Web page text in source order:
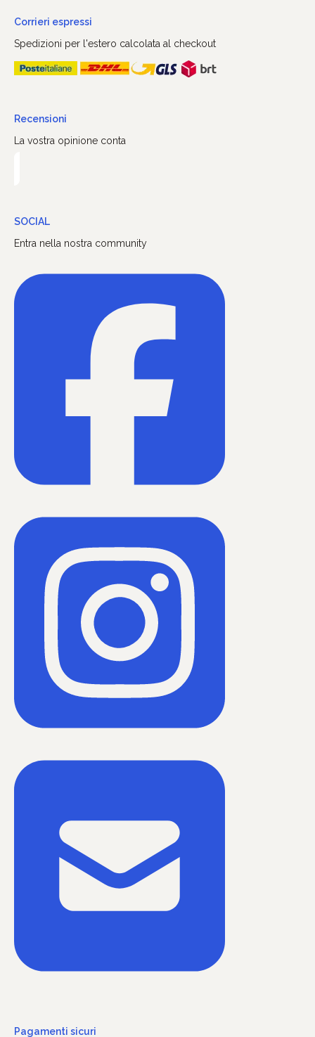
Corrieri espressi
Spedizioni per l'estero calcolata al checkout
Recensioni
La vostra opinione conta
SOCIAL
Entra nella nostra community
Pagamenti sicuri